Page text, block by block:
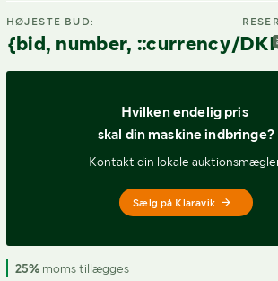
HØJESTE BUD:
{bid, number, ::currency/
Hvilken endelig pris
skal din maskine indbringe?
Kontakt din lokale
Sælg på Klaravik
25%moms tillægges